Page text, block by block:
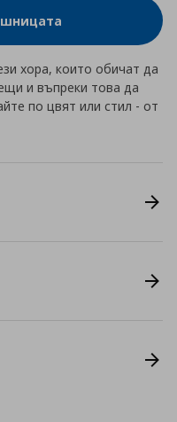
хора, които обичат да
и въпреки това да
по цвят или стил - от